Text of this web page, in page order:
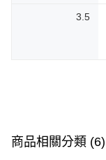
3.5
商品相關分類 (6)